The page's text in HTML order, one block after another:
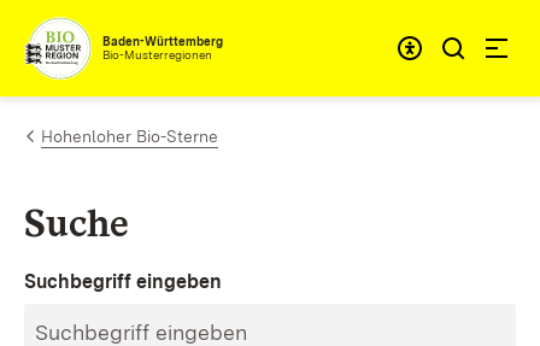
Zum Inhalt springen
Baden-Württemberg
Bio-Musterregionen
Hohenloher Bio-Sterne
Suche
Suchbegriff eingeben